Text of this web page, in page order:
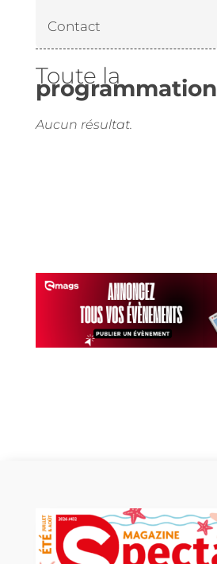
Contact
Toute la
programmation
Aucun résultat.